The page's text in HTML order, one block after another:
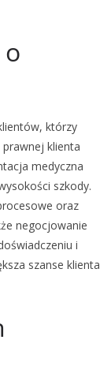
którzy
klienta
medyczna
szkody.
oraz
negocjowanie
i
szanse klienta